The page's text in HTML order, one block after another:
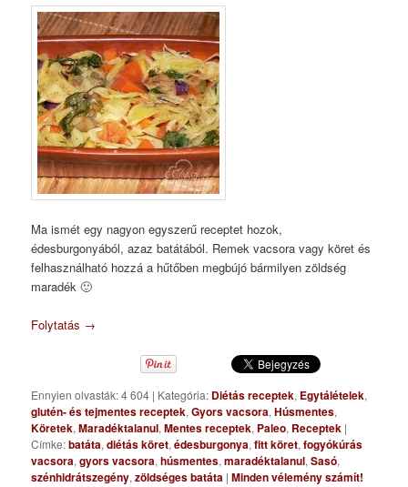
Ma ismét egy nagyon egyszerű receptet hozok,
édesburgonyából, azaz batátából. Remek vacsora vagy köret és
felhasználható hozzá a hűtőben megbújó bármilyen zöldség
maradék 🙂
Folytatás →
Ennyien olvasták: 4 604 | Kategória: Diétás receptek, Egytálételek,
glutén- és tejmentes receptek,Gyors vacsora,Húsmentes,
Köretek,Maradéktalanul,Mentes receptek, Paleo, Receptek |
Címke:batáta,diétás köret,édesburgonya,fitt köret,fogyókúrás
vacsora,gyors vacsora,húsmentes,maradéktalanul,Sasó,
szénhidrátszegény,zöldséges batáta |Minden vélemény számít!